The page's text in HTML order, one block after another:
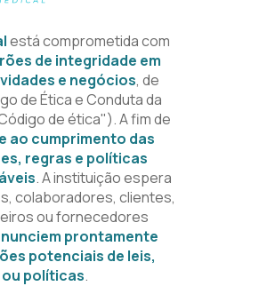
está comprometida com
de integridade em
e negócios, de
de Ética e Conduta da
de ética"). A fim de
ao cumprimento das
regras e políticas
. A instituição espera
colaboradores, clientes,
ou fornecedores
prontamente
potenciais de leis,
políticas.